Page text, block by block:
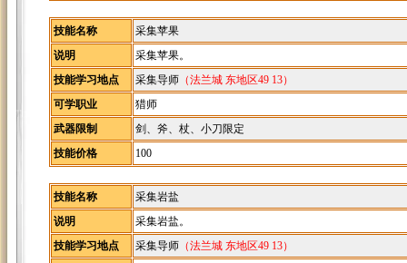
技能名称
采集苹果
说明
采集苹果。
技能学习地点
采集导师 （法兰城 东地区49 13）
可学职业
猎师
武器限制
剑、斧、杖、小刀限定
技能价格
100
技能名称
采集岩盐
说明
采集岩盐。
技能学习地点
采集导师 （法兰城 东地区49 13）